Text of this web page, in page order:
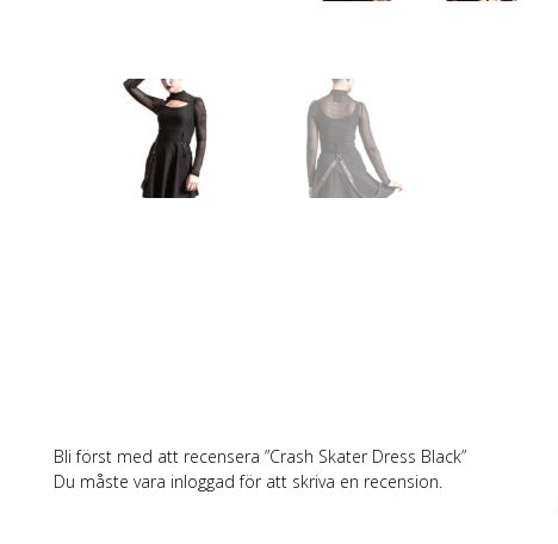
Bli först med att recensera ”Crash Skater Dress Black”
Du måste vara inloggad för att skriva en recension.